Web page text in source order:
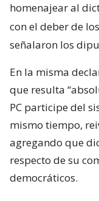
homenajear al
con el deber de
señalaron los
En la misma
que resulta
PC participe del
mismo tiempo,
agregando que
respecto de su
democráticos.